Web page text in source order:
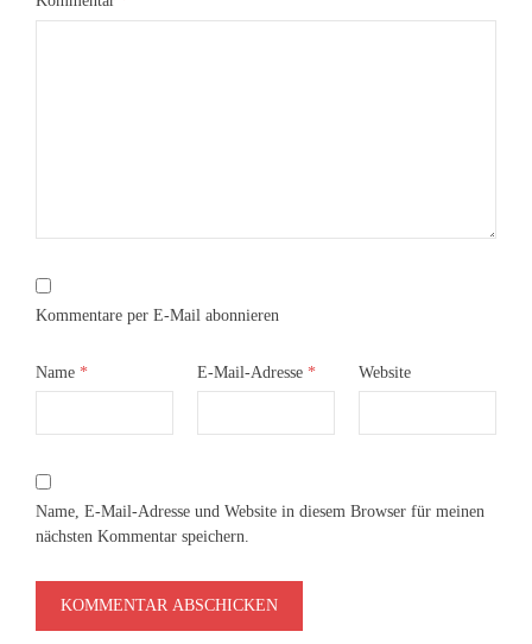
Kommentare per E-Mail abonnieren
Name * E-Mail-Adresse * Website
Name, E-Mail-Adresse und Website in diesem Browser für meinen
nächsten Kommentar speichern.